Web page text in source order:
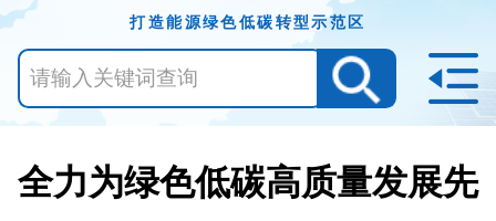
打造能源绿色低碳转型示范区
全力为绿色低碳高质量发展先